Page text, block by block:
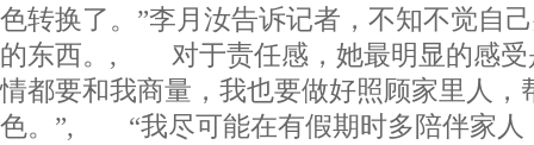
色转换了。”李月汝告诉记者，不知不觉自
的东西。, 对于责任感，她最明显的感受
情都要和我商量，我也要做好照顾家里人，
色。”, “我尽可能在有假期时多陪伴家人